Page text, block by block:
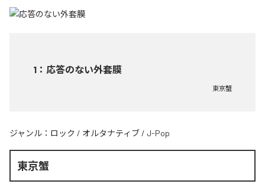
1 ： 応答のない外套膜
東京蟹
ジャンル： ロック / オルタナティブ / J-Pop
東京蟹